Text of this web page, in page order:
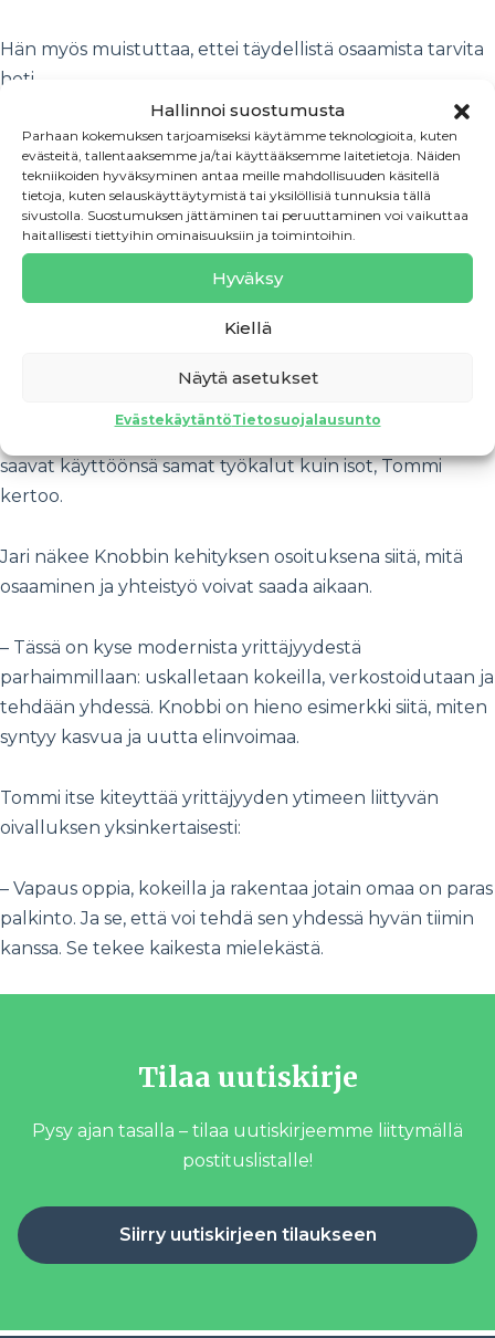
Hallinnoi suostumusta
Parhaan kokemuksen tarjoamiseksi käytämme teknologioita, kuten
evästeitä, tallentaaksemme ja/tai käyttääksemme laitetietoja. Näiden
tekniikoiden hyväksyminen antaa meille mahdollisuuden käsitellä
tietoja, kuten selauskäyttäytymistä tai yksilöllisiä tunnuksia tällä
sivustolla. Suostumuksen jättäminen tai peruuttaminen voi vaikuttaa
haitallisesti tiettyihin ominaisuuksiin ja toimintoihin.
Hyväksy
Kiellä
Näytä asetukset
EvästekäytäntöTietosuojalausunto
Hän myös muistuttaa, ettei täydellistä osaamista tarvita
heti.
– Ei kannata pelätä, jos ei tiedä kaikkea. Kaikkea voi
oppia, ja kysymällä saa apua. Tuppisuuna ei
yrittäjyydessä pärjää.
Tavoitteena Eurooppa
– Tavoitteemme on kasvaa Suomen laajuiseksi tiedolla
saavat käyttöönsä samat työkalut kuin isot, Tommi
kertoo.
Jari näkee Knobbin kehityksen osoituksena siitä, mitä
osaaminen ja yhteistyö voivat saada aikaan.
– Tässä on kyse modernista yrittäjyydestä
parhaimmillaan: uskalletaan kokeilla, verkostoidutaan ja
tehdään yhdessä. Knobbi on hieno esimerkki siitä, miten
syntyy kasvua ja uutta elinvoimaa.
Tommi itse kiteyttää yrittäjyyden ytimeen liittyvän
oivalluksen yksinkertaisesti:
– Vapaus oppia, kokeilla ja rakentaa jotain omaa on paras
palkinto. Ja se, että voi tehdä sen yhdessä hyvän tiimin
kanssa. Se tekee kaikesta mielekästä.
Tilaa uutiskirje
Pysy ajan tasalla – tilaa uutiskirjeemme liittymällä
postituslistalle!
Siirry uutiskirjeen tilaukseen